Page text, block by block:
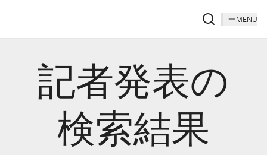
MENU
記者発表の
検索結果